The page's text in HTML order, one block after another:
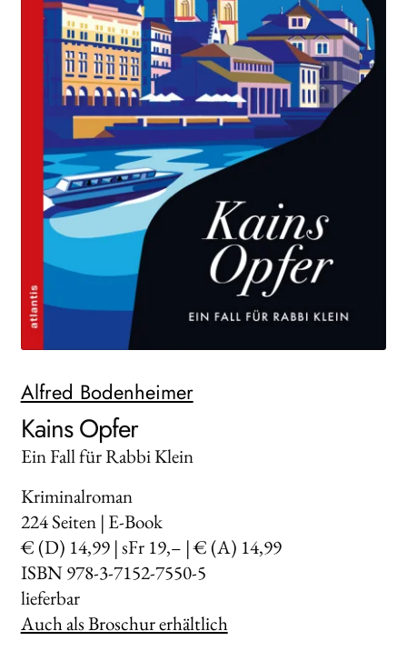
Alfred Bodenheimer
Kains Opfer
Ein Fall für Rabbi Klein
Kriminalroman
224Seiten | E-Book
€ (D) 14,99 | sFr 19,– | € (A) 14,99
ISBN 978-3-7152-7550-5
lieferbar
Auch als Broschur erhältlich